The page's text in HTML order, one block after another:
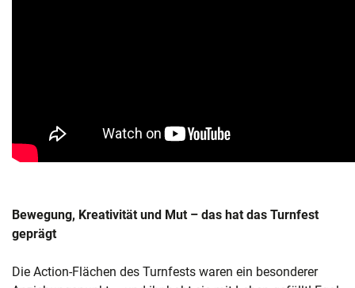
Bewegung, Kreativität und Mut – das hat das Turnfest
geprägt
Die Action-Flächen des Turnfests waren ein besonderer